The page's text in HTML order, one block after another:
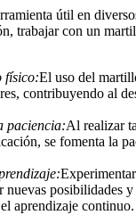
útil en
trabajar con un
físico:El uso del
contribuyendo al
paciencia:Al realizar
se fomenta la
nuevas posibilidades
aprendizaje continuo.